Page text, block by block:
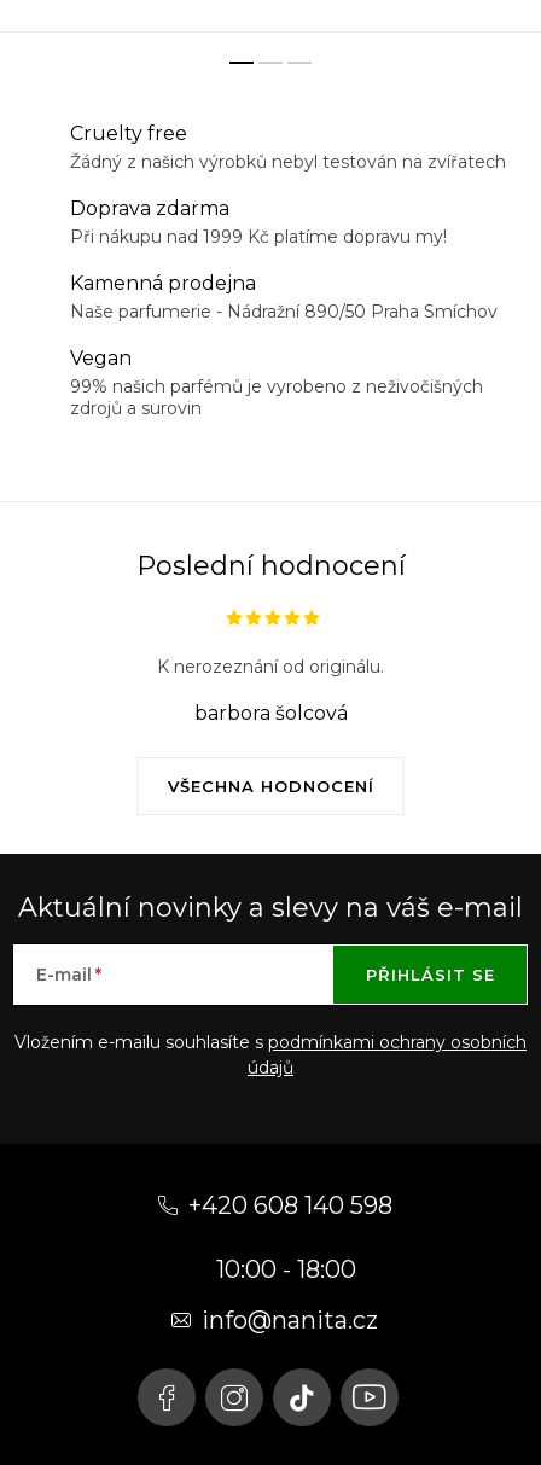
Cruelty free
Žádný z našich výrobků nebyl testován na zvířatech
Doprava zdarma
Při nákupu nad 1999 Kč platíme dopravu my!
Kamenná prodejna
Naše parfumerie - Nádražní 890/50 Praha Smíchov
Vegan
99% našich parfémů je vyrobeno z neživočišných
zdrojů a surovin
Poslední hodnocení
VŠECHNA HODNOCENÍ
K nerozeznání od originálu.
barbora šolcová
Aktuální novinky a slevy na váš e-mail
E-mail
Vložením e-mailu souhlasíte s podmínkami ochrany osobních
údajů
PŘIHLÁSIT SE
+420 608 140 598
10:00 - 18:00
info@nanita.cz